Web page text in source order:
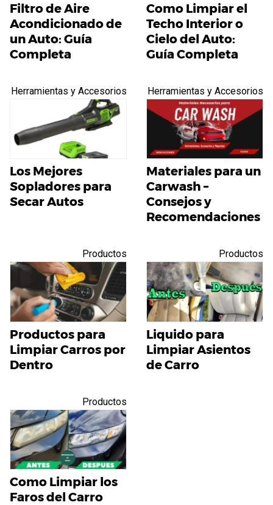
Filtro de Aire
Acondicionado de
un Auto: Guía
Completa
Como Limpiar el
Techo Interior o
Cielo del Auto:
Guía Completa
Herramientas y Accesorios
Los Mejores
Sopladores para
Secar Autos
Herramientas y Accesorios
Materiales para un
Carwash –
Consejos y
Recomendaciones
Productos
Productos para
Limpiar Carros por
Dentro
Productos
Liquido para
Limpiar Asientos
de Carro
Productos
Como Limpiar los
Faros del Carro